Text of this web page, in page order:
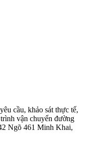
cầu, khảo sát thực tế,
vận chuyển đường
Ngõ 461 Minh Khai,